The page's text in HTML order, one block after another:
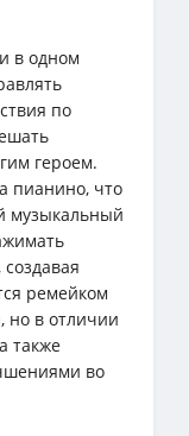
в одном
по
героем.
пианино, что
музыкальный
ремейком
но в отличии
также
во